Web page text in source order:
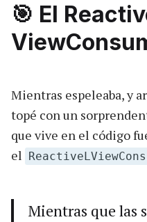
🎯 El
Mientras espeleaba, y
topé con un
que vive en el código
el
Mientras que las